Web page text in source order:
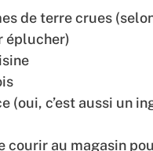
de terre crues
éplucher)
(oui, c’est aussi un
courir au magasin